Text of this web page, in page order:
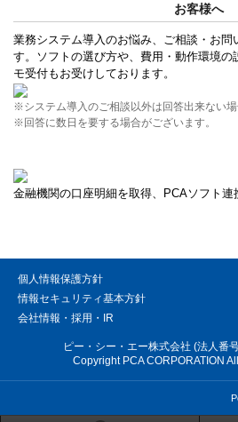
お客様へ
業務システム導入のお悩み、ご相談・お問
す。ソフトの選び方や、費用・動作環境
モ受付もお受けしております。
※システム導入のご相談以外は回答出来ない場
※回答に数日を要する場合がございます。
金融機関の口座明細を取得、PCAソフト
個人情報保護方針
情報セキュリティ基本方針
会社情報・採用・IR
ピー・シー・エー株式会社 (法人番
Copyright PCA CORPORATION